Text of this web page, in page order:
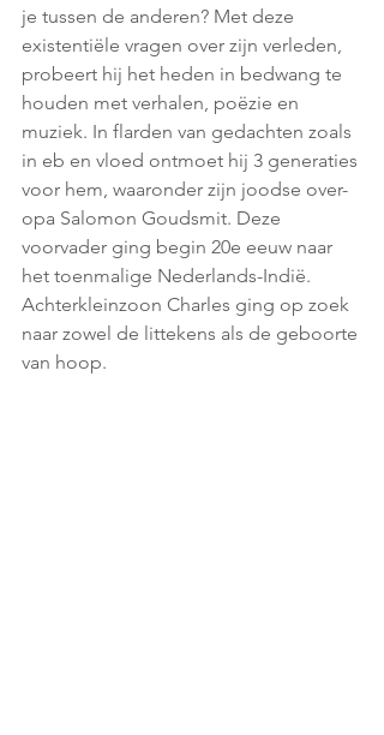
je tussen de anderen? Met deze
existentiële vragen over zijn verleden,
probeert hij het heden in bedwang te
houden met verhalen, poëzie en
muziek. In flarden van gedachten zoals
in eb en vloed ontmoet hij 3 generaties
voor hem, waaronder zijn joodse over-
opa Salomon Goudsmit. Deze
voorvader ging begin 20e eeuw naar
het toenmalige Nederlands-Indië.
Achterkleinzoon Charles ging op zoek
naar zowel de littekens als de geboorte
van hoop.